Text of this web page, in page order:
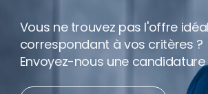
Vous ne trouvez pas l'offre
correspondant à vos critères ?
Envoyez-nous une